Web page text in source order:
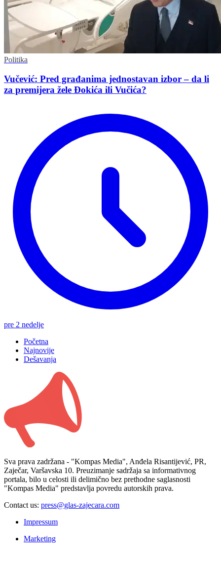
Politika
Vučević: Pred građanima jednostavan izbor – da li
za premijera žele Đokića ili Vučića?
pre 2 nedelje
Početna
Najnovije
Dešavanja
Sva prava zadržana - "Kompas Media", Anđela Risantijević, PR,
Zaječar, Varšavska 10. Preuzimanje sadržaja sa informativnog
portala, bilo u celosti ili delimično bez prethodne saglasnosti
"Kompas Media" predstavlja povredu autorskih prava.
Contact us: press@glas-zajecara.com
Impressum
Marketing